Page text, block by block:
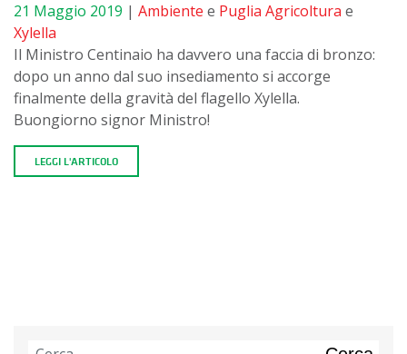
21 Maggio 2019 | Ambiente e Puglia Agricoltura e
Xylella
Il Ministro Centinaio ha davvero una faccia di bronzo:
dopo un anno dal suo insediamento si accorge
finalmente della gravità del flagello Xylella.
Buongiorno signor Ministro!
LEGGI L'ARTICOLO